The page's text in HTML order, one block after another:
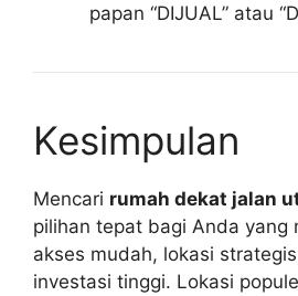
papan “DIJUAL” atau
Kesimpulan
Mencari rumah dekat jalan
pilihan tepat bagi Anda yang
akses mudah, lokasi
investasi tinggi. Lokasi